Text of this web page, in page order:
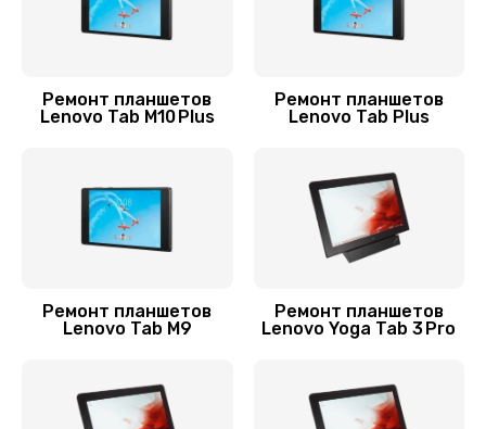
Заказать
800 руб.
Ремонт планшетов
Lenovo Tab M10 Plus
Ремонт планшетов
Lenovo Tab Plus
Ремонт планшетов
Lenovo Tab M9
Ремонт планшетов
Lenovo Yoga Tab 3 Pro